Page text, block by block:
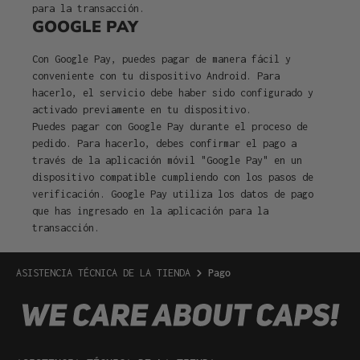
para la transacción.
GOOGLE PAY
Con Google Pay, puedes pagar de manera fácil y
conveniente con tu dispositivo Android. Para
hacerlo, el servicio debe haber sido configurado y
activado previamente en tu dispositivo.
Puedes pagar con Google Pay durante el proceso de
pedido. Para hacerlo, debes confirmar el pago a
través de la aplicación móvil "Google Pay" en un
dispositivo compatible cumpliendo con los pasos de
verificación. Google Pay utiliza los datos de pago
que has ingresado en la aplicación para la
transacción.
ASISTENCIA TÉCNICA DE LA TIENDA Pago